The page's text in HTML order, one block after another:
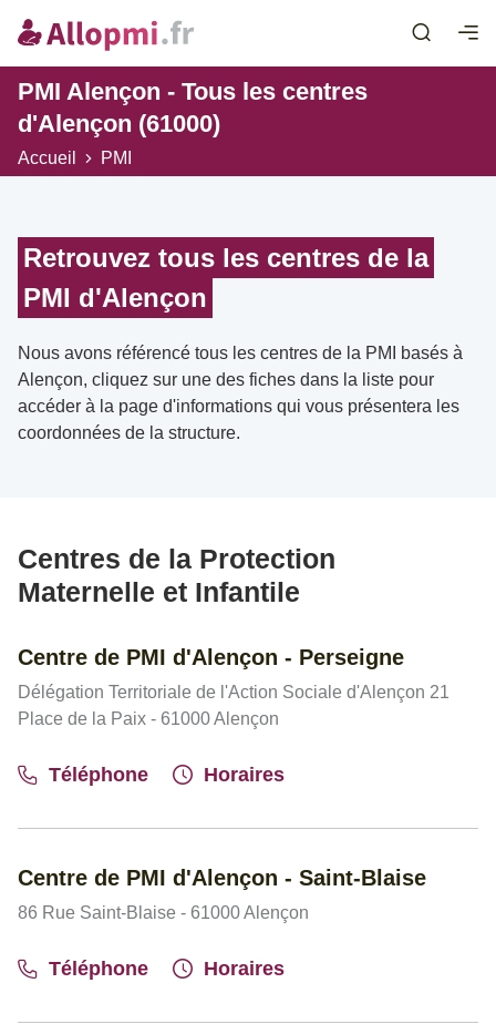
PMI Alençon - Tous les centres
d'Alençon (61000)
Accueil PMI
Retrouvez tous les centres de la
PMI d'Alençon
Nous avons référencé tous les centres de la PMI basés à
Alençon, cliquez sur une des fiches dans la liste pour
accéder à la page d'informations qui vous présentera les
coordonnées de la structure.
Centres de la Protection
Maternelle et Infantile
Centre de PMI d'Alençon - Perseigne
Délégation Territoriale de l'Action Sociale d'Alençon 21
Place de la Paix - 61000 Alençon
Téléphone Horaires
Centre de PMI d'Alençon - Saint-Blaise
86 Rue Saint-Blaise - 61000 Alençon
Téléphone Horaires